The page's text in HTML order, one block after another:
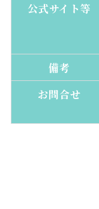
公式サイト等
備考
お問合せ